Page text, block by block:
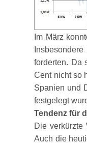
Im März
forderten. Da
Cent nicht so
Spanien und
festgelegt
Tendenz für
Die verkürzte
Auch die